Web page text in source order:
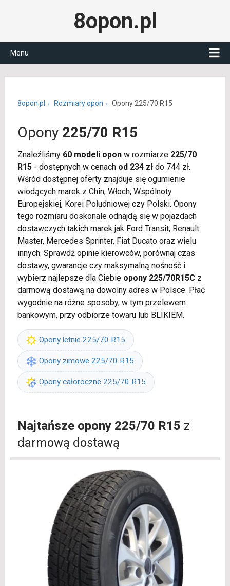
8opon.pl
Menu
8opon.pl Rozmiary opon Opony 225/70 R15
Opony 225/70 R15
Znaleźliśmy 60 modeli oponw rozmiarze 225/70
R15- dostępnych w cenach od 234 złdo 744 zł.
Wśród dostępnej oferty znajduje się ogumienie
wiodących marek z Chin, Włoch, Wspólnoty
Europejskiej, Korei Południowej czy Polski. Opony
tego rozmiaru doskonale odnajdą się w pojazdach
dostawczych takich marek jak Ford Transit, Renault
Master, Mercedes Sprinter, Fiat Ducato oraz wielu
innych. Sprawdź opinie kierowców, porównaj czas
dostawy, gwarancje czy maksymalną nośność i
wybierz najlepsze dla Ciebie opony 225/70R15Cz
darmową dostawą na dowolny adres w Polsce. Płać
wygodnie na różne sposoby, w tym przelewem
bankowym, przy odbiorze towaru lub BLIKIEM.
Opony letnie 225/70 R15
Opony zimowe 225/70 R15
Opony całoroczne 225/70 R15
Najtańsze opony 225/70 R15 z
darmową dostawą